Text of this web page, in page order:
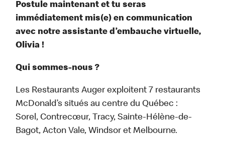
Postule maintenant et tu seras
immédiatement mis(e) en communication
avec notre assistante d’embauche virtuelle,
Olivia !
Qui sommes-nous ?
Les Restaurants Auger exploitent 7 restaurants
McDonald’s situés au centre du Québec :
Sorel, Contrecœur, Tracy, Sainte-Hélène-de-
Bagot, Acton Vale, Windsor et Melbourne.